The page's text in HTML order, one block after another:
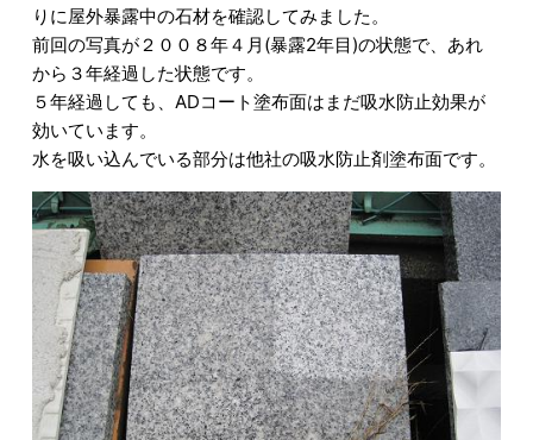
りに屋外暴露中の石材を確認してみました。
前回の写真が２００８年４月(暴露2年目)の状態で、あれ
から３年経過した状態です。
５年経過しても、ADコート塗布面はまだ吸水防止効果が
効いています。
水を吸い込んでいる部分は他社の吸水防止剤塗布面です。